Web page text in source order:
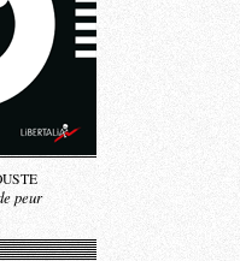
peur